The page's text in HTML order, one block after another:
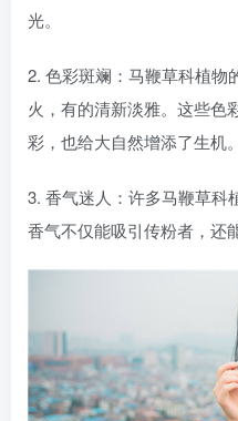
光。
2. 色彩斑斓：马鞭草科植物
火，有的清新淡雅。这些色
彩，也给大自然增添了生机。
3. 香气迷人：许多马鞭草科
香气不仅能吸引传粉者，还